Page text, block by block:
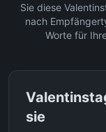
Sie diese
nach
Worte für
sie